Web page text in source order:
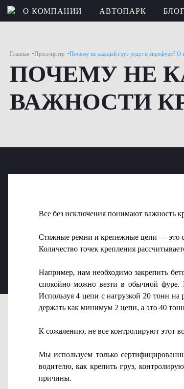
О КОМПАНИИ АВТОПАРК БЛОГ
Главная -Пресс-центр -Почему не каждый груз уедет в еврофуре? О
ПОЧЕМУ НЕ
ВАЖНОСТИ
Все без исключения понимают важность
Стяжные ремни и крепежные цепи — это
Количество точек крепления
Например, нам необходимо закрепить
спокойно можно везти в обычной фуре.
Используя 4 цепи с нагрузкой 20 тонн
держать как минимум 2 цепи, а это 40
К сожалению, не все контролируют этот
Мы используем только
водителю, как крепить груз,
причины.